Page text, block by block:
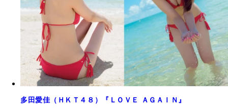
多田愛佳（ＨＫＴ４８）『ＬＯＶＥ ＡＧＡＩＮ』